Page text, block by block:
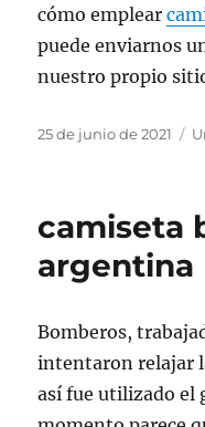
cómo emplear
puede enviarnos
nuestro propio
Publicado
25 de junio de 2021
camiseta
argentina
Bomberos,
intentaron relajar
así fue utilizado el